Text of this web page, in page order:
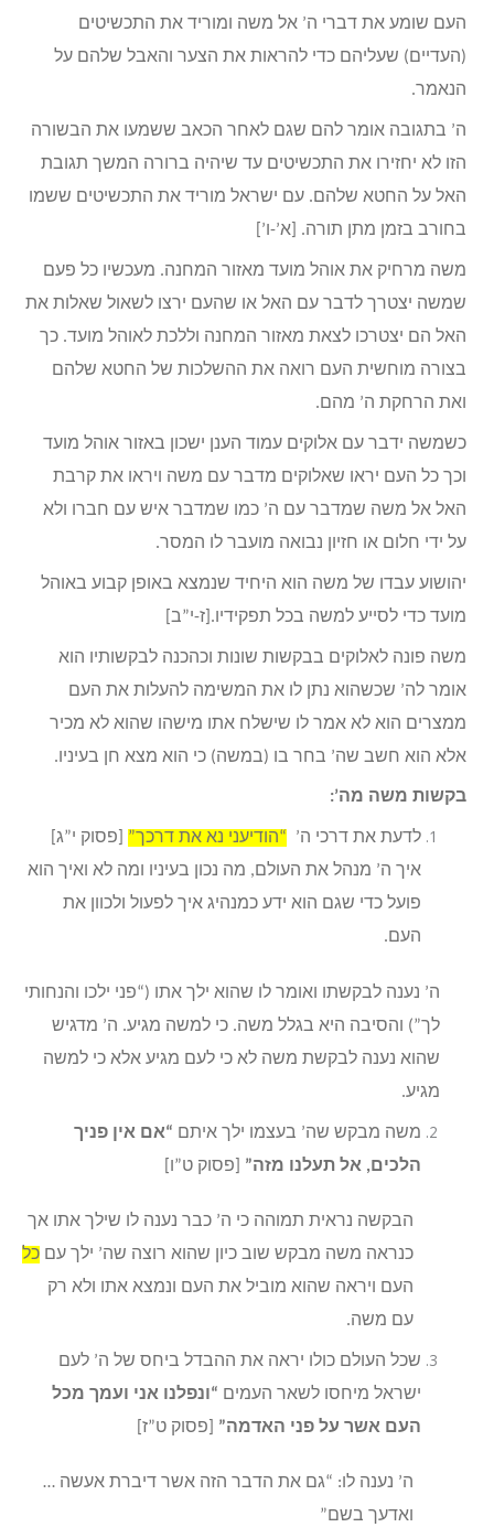
העם שומע את דברי ה’ אל משה ומוריד את התכשיטים
(העדיים) שעליהם כדי להראות את הצער והאבל שלהם על
הנאמר.
ה’ בתגובה אומר להם שגם לאחר הכאב ששמעו את הבשורה
הזו לא יחזירו את התכשיטים עד שיהיה ברורה המשך תגובת
האל על החטא שלהם. עם ישראל מוריד את התכשיטים ששמו
בחורב בזמן מתן תורה. [א’-ו’]
משה מרחיק את אוהל מועד מאזור המחנה. מעכשיו כל פעם
שמשה יצטרך לדבר עם האל או שהעם ירצו לשאול שאלות את
האל הם יצטרכו לצאת מאזור המחנה וללכת לאוהל מועד. כך
בצורה מוחשית העם רואה את ההשלכות של החטא שלהם
ואת הרחקת ה’ מהם.
כשמשה ידבר עם אלוקים עמוד הענן ישכון באזור אוהל מועד
וכך כל העם יראו שאלוקים מדבר עם משה ויראו את קרבת
האל אל משה שמדבר עם ה’ כמו שמדבר איש עם חברו ולא
על ידי חלום או חזיון נבואה מועבר לו המסר.
יהושוע עבדו של משה הוא היחיד שנמצא באופן קבוע באוהל
מועד כדי לסייע למשה בכל תפקידיו.[ז-י”ב]
משה פונה לאלוקים בבקשות שונות וכהכנה לבקשותיו הוא
אומר לה’ שכשהוא נתן לו את המשימה להעלות את העם
ממצרים הוא לא אמר לו שישלח אתו מישהו שהוא לא מכיר
אלא הוא חשב שה’ בחר בו (במשה) כי הוא מצא חן בעיניו.
בקשות משה מה’:
לדעת את דרכי ה’ “הודיעני נא את דרכך” [פסוק י”ג]
איך ה’ מנהל את העולם, מה נכון בעיניו ומה לא ואיך הוא
פועל כדי שגם הוא ידע כמנהיג איך לפעול ולכוון את
העם.
ה’ נענה לבקשתו ואומר לו שהוא ילך אתו (“פני ילכו והנחותי
לך”) והסיבה היא בגלל משה. כי למשה מגיע. ה’ מדגיש
שהוא נענה לבקשת משה לא כי לעם מגיע אלא כי למשה
מגיע.
משה מבקש שה’ בעצמו ילך איתם “אם אין פניך
הלכים, אל תעלנו מזה”
[פסוק ט”ו]
הבקשה נראית תמוהה כי ה’ כבר נענה לו שילך אתו אך
כנראה משה מבקש שוב כיון שהוא רוצה שה’ ילך עם כל
העם ויראה שהוא מוביל את העם ונמצא אתו ולא רק
עם משה.
שכל העולם כולו יראה את ההבדל ביחס של ה’ לעם
ישראל מיחסו לשאר העמים “ונפלנו אני ועמך מכל
העם אשר על פני האדמה” [פסוק ט”ז]
ה’ נענה לו: “גם את הדבר הזה אשר דיברת אעשה …
ואדעך בשם”